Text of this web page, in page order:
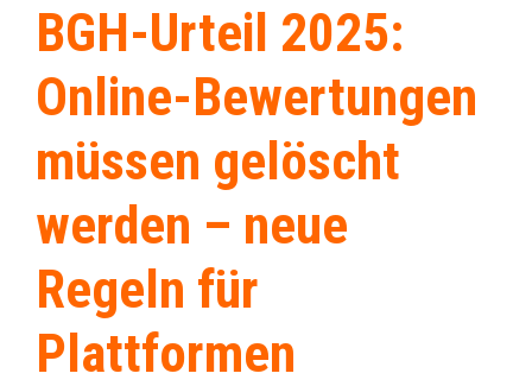
BGH-Urteil 2025:
Online-Bewertungen
müssen gelöscht
werden – neue
Regeln für
Plattformen